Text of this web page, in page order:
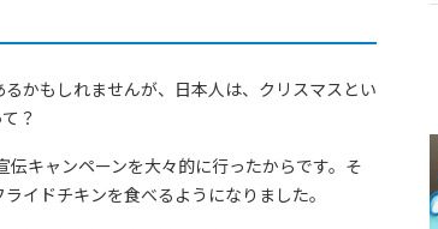
かもしれませんが、日本人は、クリスマスとい
？
キャンペーンを大々的に行ったからです。そ
イドチキンを食べるようになりました。